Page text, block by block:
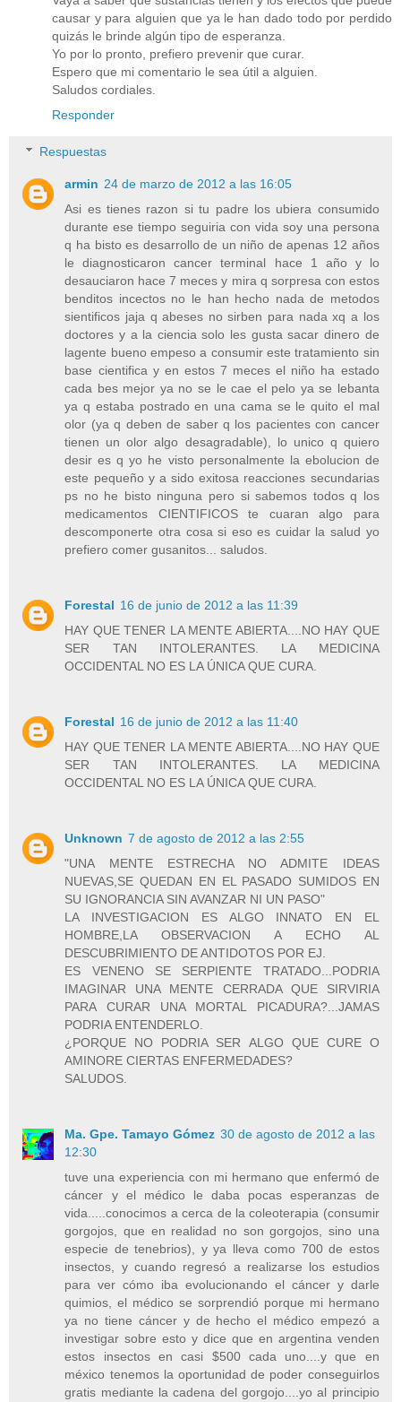
causar y para alguien que ya le han dado todo por perdido
quizás le brinde algún tipo de esperanza.
Yo por lo pronto, prefiero prevenir que curar.
Espero que mi comentario le sea útil a alguien.
Saludos cordiales.
Responder
Respuestas
armin 24 de marzo de 2012 a las 16:05
Asi es tienes razon si tu padre los ubiera consumido
durante ese tiempo seguiria con vida soy una persona
q ha bisto es desarrollo de un niño de apenas 12 años
le diagnosticaron cancer terminal hace 1 año y lo
desauciaron hace 7 meces y mira q sorpresa con estos
benditos incectos no le han hecho nada de metodos
sientificos jaja q abeses no sirben para nada xq a los
doctores y a la ciencia solo les gusta sacar dinero de
lagente bueno empeso a consumir este tratamiento sin
base cientifica y en estos 7 meces el niño ha estado
cada bes mejor ya no se le cae el pelo ya se lebanta
ya q estaba postrado en una cama se le quito el mal
olor (ya q deben de saber q los pacientes con cancer
tienen un olor algo desagradable), lo unico q quiero
desir es q yo he visto personalmente la ebolucion de
este pequeño y a sido exitosa reacciones secundarias
ps no he bisto ninguna pero si sabemos todos q los
medicamentos CIENTIFICOS te cuaran algo para
descomponerte otra cosa si eso es cuidar la salud yo
prefiero comer gusanitos... saludos.
Forestal 16 de junio de 2012 a las 11:39
HAY QUE TENER LA MENTE ABIERTA....NO HAY QUE
SER TAN INTOLERANTES. LA MEDICINA
OCCIDENTAL NO ES LA ÚNICA QUE CURA.
Forestal 16 de junio de 2012 a las 11:40
HAY QUE TENER LA MENTE ABIERTA....NO HAY QUE
SER TAN INTOLERANTES. LA MEDICINA
OCCIDENTAL NO ES LA ÚNICA QUE CURA.
Unknown 7 de agosto de 2012 a las 2:55
"UNA MENTE ESTRECHA NO ADMITE IDEAS
NUEVAS,SE QUEDAN EN EL PASADO SUMIDOS EN
SU IGNORANCIA SIN AVANZAR NI UN PASO"
LA INVESTIGACION ES ALGO INNATO EN EL
HOMBRE,LA OBSERVACION A ECHO AL
DESCUBRIMIENTO DE ANTIDOTOS POR EJ.
ES VENENO SE SERPIENTE TRATADO...PODRIA
IMAGINAR UNA MENTE CERRADA QUE SIRVIRIA
PARA CURAR UNA MORTAL PICADURA?...JAMAS
PODRIA ENTENDERLO.
¿PORQUE NO PODRIA SER ALGO QUE CURE O
AMINORE CIERTAS ENFERMEDADES?
SALUDOS.
Ma. Gpe. Tamayo Gómez 30 de agosto de 2012 a las
12:30
tuve una experiencia con mi hermano que enfermó de
cáncer y el médico le daba pocas esperanzas de
vida.....conocimos a cerca de la coleoterapia (consumir
gorgojos, que en realidad no son gorgojos, sino una
especie de tenebrios), y ya lleva como 700 de estos
insectos, y cuando regresó a realizarse los estudios
para ver cómo iba evolucionando el cáncer y darle
quimios, el médico se sorprendió porque mi hermano
ya no tiene cáncer y de hecho el médico empezó a
investigar sobre esto y dice que en argentina venden
estos insectos en casi $500 cada uno....y que en
méxico tenemos la oportunidad de poder conseguirlos
gratis mediante la cadena del gorgojo....yo al principio